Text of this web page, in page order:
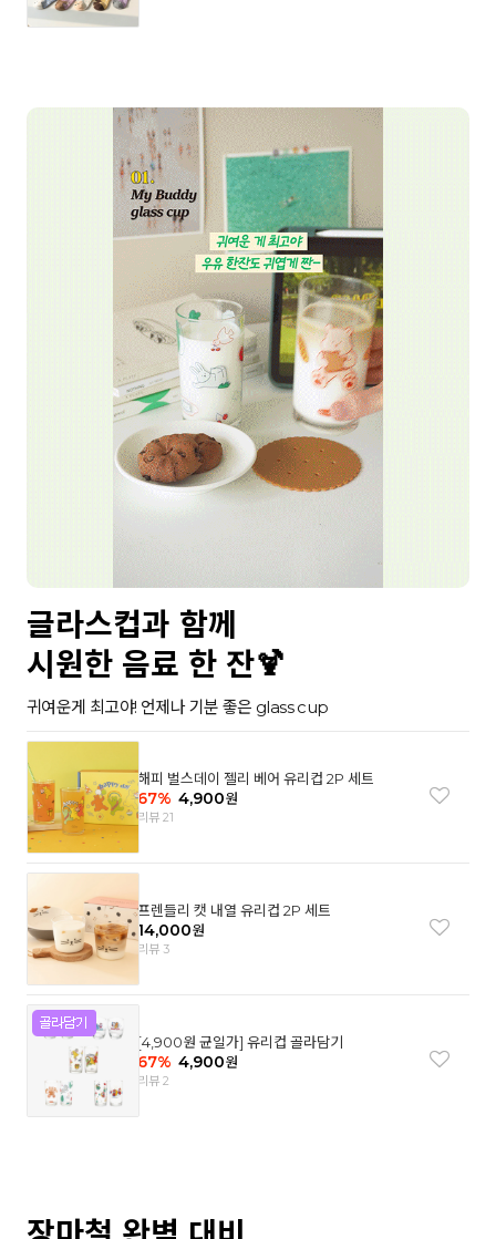
글라스컵과 함께
시원한 음료 한 잔🍹
귀여운게 최고야! 언제나 기분 좋은 glass cup
해피 벌스데이 젤리 베어 유리컵 2P 세트
67% 4,900원
리뷰 21
프렌들리 캣 내열 유리컵 2P 세트
14,000원
리뷰 3
[4,900원 균일가] 유리컵 골라담기
67% 4,900원
리뷰 2